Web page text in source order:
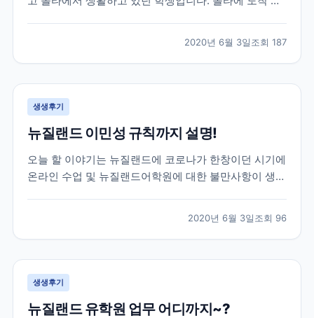
코로나로 인한 공항 폐쇄 등의 소식등을 전하게 되었는
데요! 이 학생은 학업을 잠시 멈추고 한국으로 돌아오기
로...
2020년 6월 3일조회 187
생생후기
뉴질랜드 이민성 규칙까지 설명!
오늘 할 이야기는 뉴질랜드에 코로나가 한창이던 시기에
온라인 수업 및 뉴질랜드어학원에 대한 불만사항이 생겼
다. 이 학생은 뉴질랜드어학연수 6개월을 계획하고 떠난
학생인데, 3개월차에 뉴질랜드가 코로나로 인한 락다운
이...
2020년 6월 3일조회 96
생생후기
뉴질랜드 유학원 업무 어디까지~?